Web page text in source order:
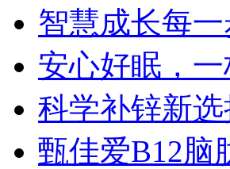
智慧成长每
安心好眠，
科学补锌新
甄佳爱B12脑